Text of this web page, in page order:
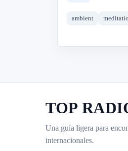
ambient
TOP
Una guía ligera para
internacionales.